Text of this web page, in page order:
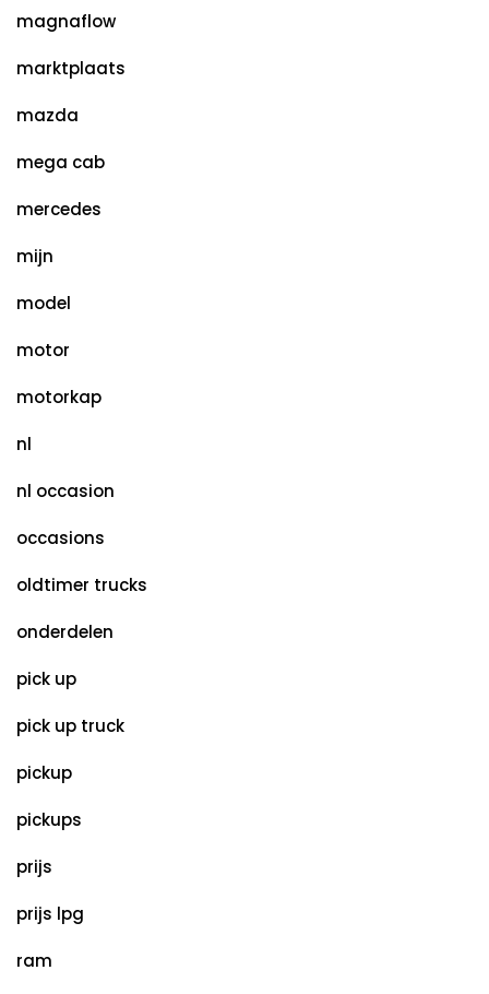
magnaflow
marktplaats
mazda
mega cab
mercedes
mijn
model
motor
motorkap
nl
nl occasion
occasions
oldtimer trucks
onderdelen
pick up
pick up truck
pickup
pickups
prijs
prijs lpg
ram